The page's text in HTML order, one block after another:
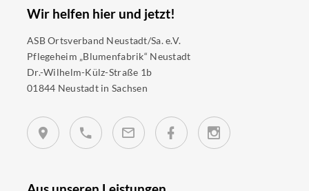
Wir helfen hier und jetzt!
ASB Ortsverband Neustadt/Sa. e.V.
Pflegeheim „Blumenfabrik“ Neustadt
Dr.-Wilhelm-Külz-Straße 1b
01844 Neustadt in Sachsen